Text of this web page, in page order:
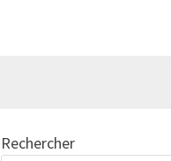
Rechercher